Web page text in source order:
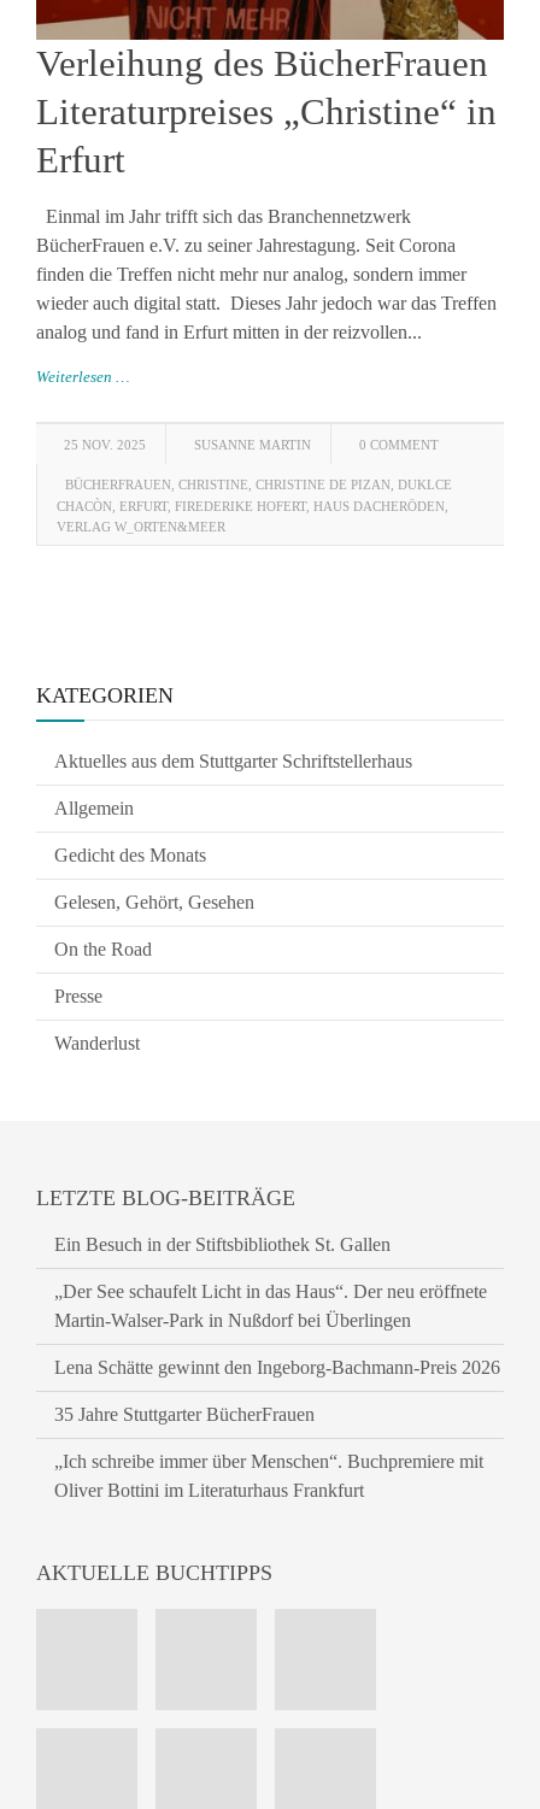
Verleihung des BücherFrauen
Literaturpreises „Christine“ in
Erfurt
Einmal im Jahr trifft sich das Branchennetzwerk
BücherFrauen e.V. zu seiner Jahrestagung. Seit Corona
finden die Treffen nicht mehr nur analog, sondern immer
wieder auch digital statt. Dieses Jahr jedoch war das Treffen
analog und fand in Erfurt mitten in der reizvollen...
Weiterlesen …
25 NOV. 2025 SUSANNE MARTIN 0 COMMENT
BÜCHERFRAUEN CHRISTINE CHRISTINE DE PIZAN DUKLCE
CHACÒN ERFURT, FIREDERIKE HOFERT, HAUS DACHERÖDEN
VERLAG W_ORTEN&MEER
KATEGORIEN
Aktuelles aus dem Stuttgarter Schriftstellerhaus
Allgemein
Gedicht des Monats
Gelesen, Gehört, Gesehen
On the Road
Presse
Wanderlust
LETZTE BLOG-BEITRÄGE
Ein Besuch in der Stiftsbibliothek St. Gallen
„Der See schaufelt Licht in das Haus“. Der neu eröffnete
Martin-Walser-Park in Nußdorf bei Überlingen
Lena Schätte gewinnt den Ingeborg-Bachmann-Preis 2026
35 Jahre Stuttgarter BücherFrauen
„Ich schreibe immer über Menschen“. Buchpremiere mit
Oliver Bottini im Literaturhaus Frankfurt
AKTUELLE BUCHTIPPS